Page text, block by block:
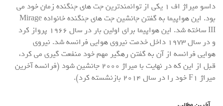
داسو میراژ اف ۱ یکی از توانمندترین جت های جنگنده زمان خود می
بود. این هواپیما به گفتن جانشین جت های جنگنده خانواده Mirage
III ساخته شد. این هواپیما برای اولین بار در سال ۱۹۶۶ پرواز کرد
و در سال ۱۹۷۳ داخل خدمت نیروی هوایی فرانسه شد. نیروی
هوایی فرانسه از آن به گفتن رهگیر مهم خود منفعت گیری می کرد،
قبل از این که در نهایت با میراژ ۲۰۰۰ جانشین شود (فرانسه آخرین
میراژ F۱ خود را در سال ۲۰۱۴ بازنشسته کرد).